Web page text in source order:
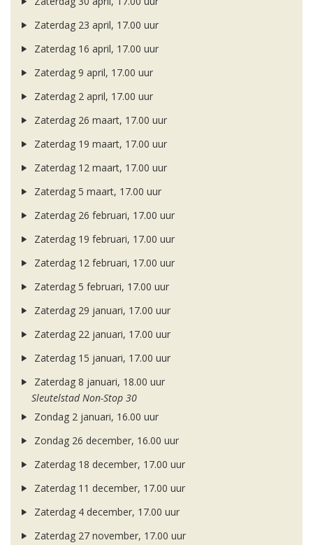
Zaterdag 23 april, 17.00 uur
Zaterdag 16 april, 17.00 uur
Zaterdag 9 april, 17.00 uur
Zaterdag 2 april, 17.00 uur
Zaterdag 26 maart, 17.00 uur
Zaterdag 19 maart, 17.00 uur
Zaterdag 12 maart, 17.00 uur
Zaterdag 5 maart, 17.00 uur
Zaterdag 26 februari, 17.00 uur
Zaterdag 19 februari, 17.00 uur
Zaterdag 12 februari, 17.00 uur
Zaterdag 5 februari, 17.00 uur
Zaterdag 29 januari, 17.00 uur
Zaterdag 22 januari, 17.00 uur
Zaterdag 15 januari, 17.00 uur
Zaterdag 8 januari, 18.00 uur
Sleutelstad Non-Stop 30
Zondag 2 januari, 16.00 uur
Zondag 26 december, 16.00 uur
Zaterdag 18 december, 17.00 uur
Zaterdag 11 december, 17.00 uur
Zaterdag 4 december, 17.00 uur
Zaterdag 27 november, 17.00 uur